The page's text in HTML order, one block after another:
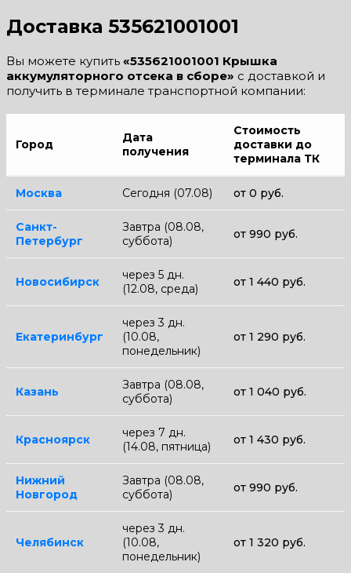
Доставка 535621001001
Вы можете купить «535621001001 Крышка
аккумуляторного отсека в сборе» с доставкой и
получить в терминале транспортной компании:
Город
Дата
получения
Стоимость
доставки до
терминала ТК
Москва Сегодня (07.08) от 0 руб.
Санкт-
Петербург
Завтра (08.08,
суббота)
от 990 руб.
Новосибирск
через 5 дн.
(12.08, среда)
от 1 440 руб.
Екатеринбург
через 3 дн.
(10.08,
понедельник)
от 1 290 руб.
Казань
Завтра (08.08,
суббота)
от 1 040 руб.
Красноярск
через 7 дн.
(14.08, пятница)
от 1 430 руб.
Нижний
Новгород
Завтра (08.08,
суббота)
от 990 руб.
Челябинск
через 3 дн.
(10.08,
понедельник)
от 1 320 руб.